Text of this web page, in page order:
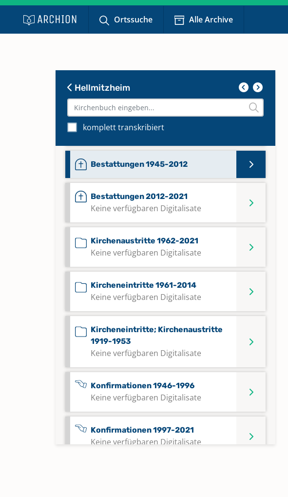
Ortssuche Alle Archive
Hellmitzheim
komplett transkribiert
Keine verfügbaren Digitalisate
Bestattungen 1818-1858
Bestattungen 1859-1875
Bestattungen 1945-2012
Bestattungen 2012-2021
Keine verfügbaren Digitalisate
Kirchenaustritte 1962-2021
Keine verfügbaren Digitalisate
Kircheneintritte 1961-2014
Keine verfügbaren Digitalisate
Kircheneintritte; Kirchenaustritte
1919-1953
Keine verfügbaren Digitalisate
Konfirmationen 1946-1996
Keine verfügbaren Digitalisate
Konfirmationen 1997-2021
Keine verfügbaren Digitalisate